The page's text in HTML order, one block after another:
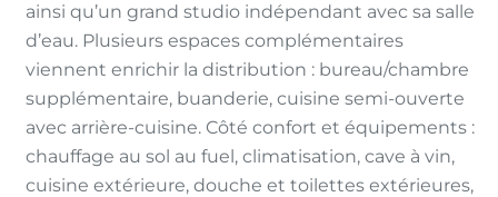
ainsi qu’un grand studio indépendant avec sa salle
d’eau. Plusieurs espaces complémentaires
viennent enrichir la distribution : bureau/chambre
supplémentaire, buanderie, cuisine semi-ouverte
avec arrière-cuisine. Côté confort et équipements :
chauffage au sol au fuel, climatisation, cave à vin,
cuisine extérieure, douche et toilettes extérieures,